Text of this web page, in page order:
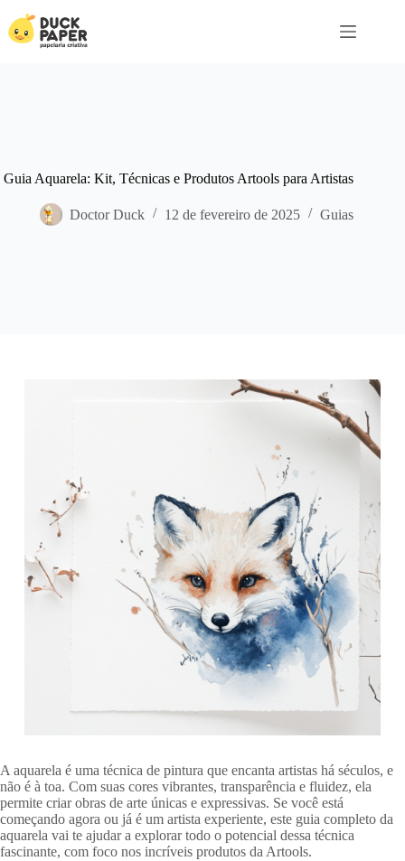
para
Guia Aquarela: Kit, Técnicas e Produtos Artools para Artistas
Doctor Duck 12 de fevereiro de 2025 Guias
A aquarela é uma técnica de pintura que encanta artistas há séculos, e
não é à toa. Com suas cores vibrantes, transparência e fluidez, ela
permite criar obras de arte únicas e expressivas. Se você está
começando agora ou já é um artista experiente, este guia completo da
aquarela vai te ajudar a explorar todo o potencial dessa técnica
fascinante, com foco nos incríveis produtos da Artools.